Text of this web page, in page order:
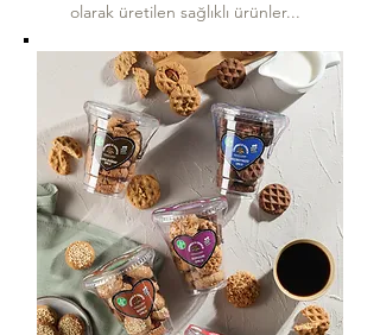
olarak üretilen sağlıklı ürünler...